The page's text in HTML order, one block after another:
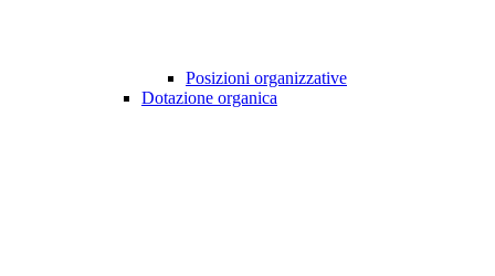
Posizioni organizzative
Dotazione organica